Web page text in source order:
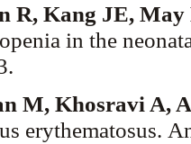
R, Kang JE,
in the
M, Khosravi A,
erythematosus.